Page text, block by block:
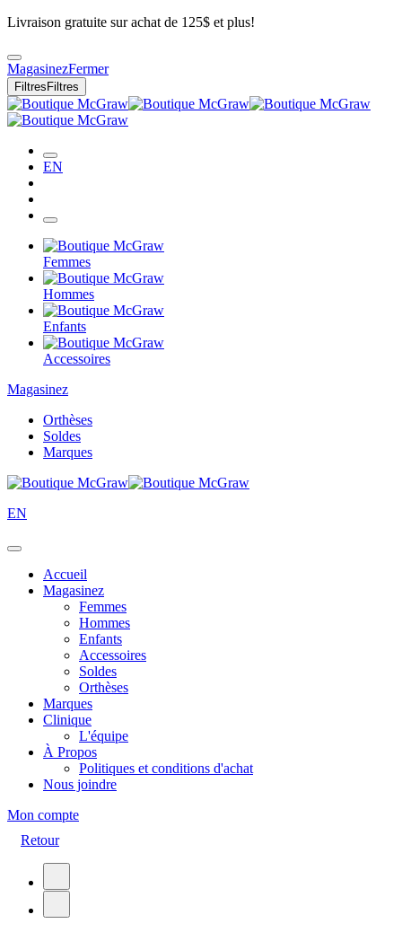
Livraison gratuite sur achat de 125$ et plus!
MagasinezFermer
Filtres Filtres
EN
Femmes
Hommes
Enfants
Accessoires
Magasinez
Orthèses
Soldes
Marques
EN
Accueil
Magasinez
Femmes
Hommes
Enfants
Accessoires
Soldes
Orthèses
Marques
Clinique
L'équipe
À Propos
Politiques et conditions d'achat
Nous joindre
Mon compte
Retour